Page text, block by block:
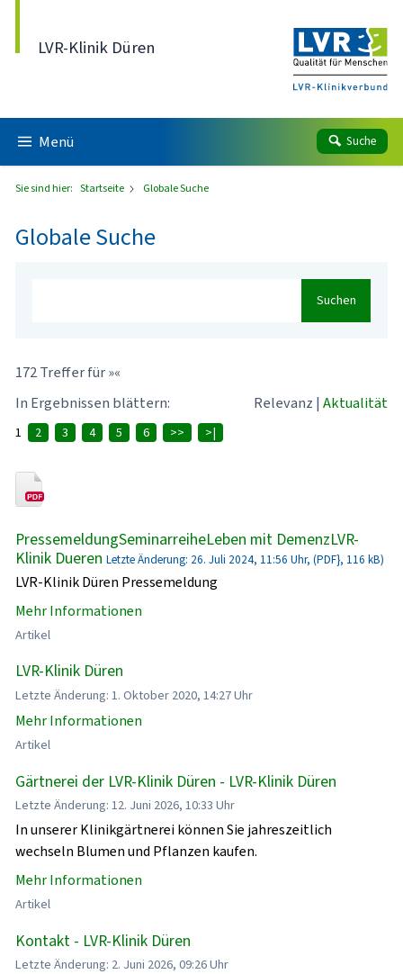
LVR-Klinik Düren
Menü Suche
Sie sind hier: Startseite Globale Suche
Globale Suche
Suchen
172 Treffer für »«
In Ergebnissen blättern:
Relevanz | Aktualität
1 2 3 4 5 6 >> >|
PressemeldungSeminarreiheLeben mit DemenzLVR-
Klinik Dueren Letzte Änderung: 26. Juli 2024, 11:56 Uhr, (PDF}, 116 kB)
LVR-Klinik Düren Pressemeldung
Mehr Informationen
Artikel
LVR-Klinik Düren
Letzte Änderung: 1. Oktober 2020, 14:27 Uhr
Mehr Informationen
Artikel
Gärtnerei der LVR-Klinik Düren - LVR-Klinik Düren
Letzte Änderung: 12. Juni 2026, 10:33 Uhr
In unserer Klinikgärtnerei können Sie jahreszeitlich
wechseln Blumen und Pflanzen kaufen.
Mehr Informationen
Artikel
Kontakt - LVR-Klinik Düren
Letzte Änderung: 2. Juni 2026, 09:26 Uhr